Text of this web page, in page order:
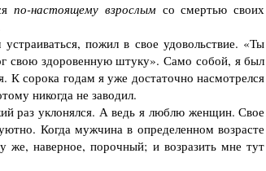
по-настоящему взрослымсо смертью своих
пожил в свое удовольствие. «Ты
свою здо­ровенную штуку». Само собой, я был
сорока годам я уже достаточно насмотрелся
никогда не заводил.
раз уклонялся. А ведь я люблю женщин. Свое
Когда мужчина в определенном возрасте
же, наверное, пороч­ный; и возразить мне тут